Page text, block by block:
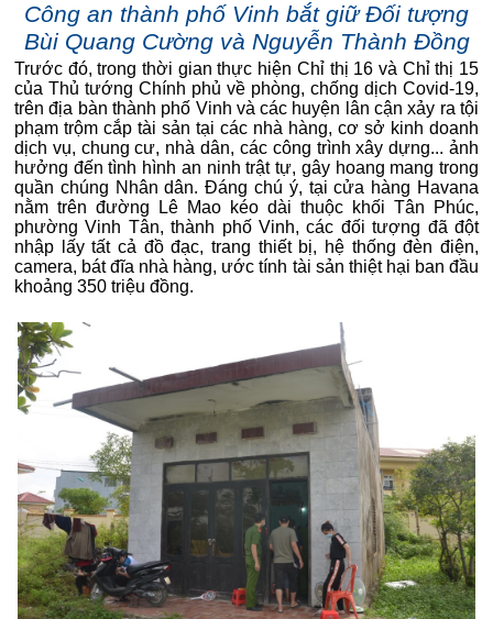
Công an thành phố Vinh bắt giữ Đối tượng
Bùi Quang Cường và Nguyễn Thành Đồng
Trước đó, trong thời gian thực hiện Chỉ thị 16 và Chỉ thị 15
của Thủ tướng Chính phủ về phòng, chống dịch Covid-19,
trên địa bàn thành phố Vinh và các huyện lân cận xảy ra tội
phạm trộm cắp tài sản tại các nhà hàng, cơ sở kinh doanh
dịch vụ, chung cư, nhà dân, các công trình xây dựng... ảnh
hưởng đến tình hình an ninh trật tự, gây hoang mang trong
quần chúng Nhân dân. Đáng chú ý, tại cửa hàng Havana
nằm trên đường Lê Mao kéo dài thuộc khối Tân Phúc,
phường Vinh Tân, thành phố Vinh, các đối tượng đã đột
nhập lấy tất cả đồ đạc, trang thiết bị, hệ thống đèn điện,
camera, bát đĩa nhà hàng, ước tính tài sản thiệt hại ban đầu
khoảng 350 triệu đồng.